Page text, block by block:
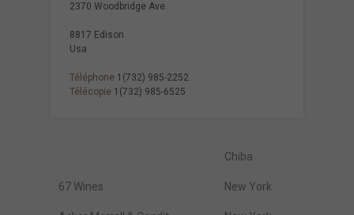
2370 Woodbridge Ave.
8817 Edison
Usa
Téléphone 1(732) 985-2252
Télécopie 1(732) 985-6525
Chiba
67 Wines New York